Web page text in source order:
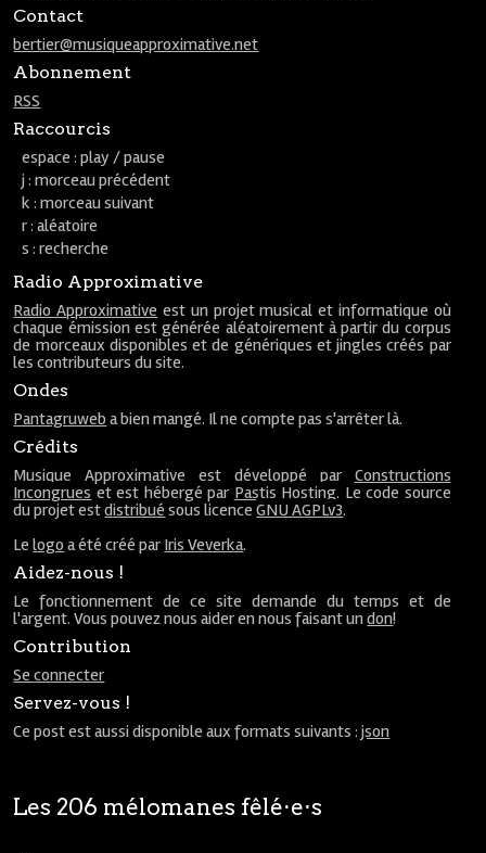
Contact
bertier@musiqueapproximative.net
Abonnement
RSS
Raccourcis
espace : play / pause
j : morceau précédent
k : morceau suivant
r : aléatoire
s : recherche
Radio Approximative
Radio Approximative est un projet musical et informatique où
chaque émission est générée aléatoirement à partir du corpus
de morceaux disponibles et de génériques et jingles créés par
les contributeurs du site.
Ondes
Pantagruweb a bien mangé. Il ne compte pas s'arrêter là.
Crédits
Musique Approximative est développé par Constructions
Incongrues et est hébergé par Pastis Hosting. Le code source
du projet estdistribué sous licenceGNU AGPLv3.
Lelogo a été créé par Iris Veverka.
Aidez-nous !
Le fonctionnement de ce site demande du temps et de
l'argent. Vous pouvez nous aider en nous faisant undon!
Contribution
Se connecter
Servez-vous !
Ce post est aussi disponible aux formats suivants :json
Les 206 mélomanes fêlé⋅e⋅s